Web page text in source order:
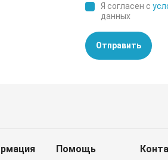
Я согласен с
данных
Отправить
Помощь